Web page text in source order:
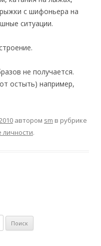
с шифоньера на
ситуации.
не получается.
остыть) например,
автором sm в рубрике
личности.